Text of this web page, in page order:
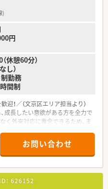
借上社宅制度があります。
、女性の方が長く活躍できる環境
！
)
円
：00（休憩60分）
し）
勤務
間制
！／（文京区エリア担当より）
成長したい意欲がある方を全力で
く外来対応に専念できるため、ま
＊
】
立地にあり、内科や皮膚科、漢
枚の処方箋を受け付けていま
お問い合わせ
： 626152